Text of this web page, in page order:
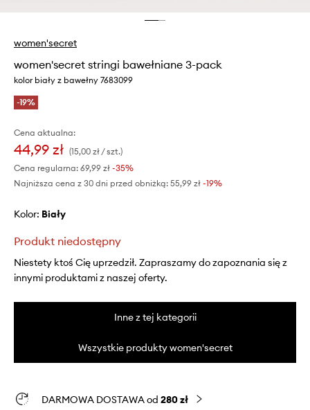
women'secret
women'secret stringi bawełniane 3-pack
kolor biały z bawełny 7683099
-19%
Cena aktualna:
44,99 zł (15,00 zł / szt.)
Cena regularna: 69,99 zł -35%
Najniższa cena z 30 dni przed obniżką: 55,99 zł -19%
Kolor: biały
Produkt niedostępny
Niestety ktoś Cię uprzedził. Zapraszamy do zapoznania się z
innymi produktami z naszej oferty.
Inne z tej kategorii
Wszystkie produkty women'secret
DARMOWA DOSTAWA od 280 zł